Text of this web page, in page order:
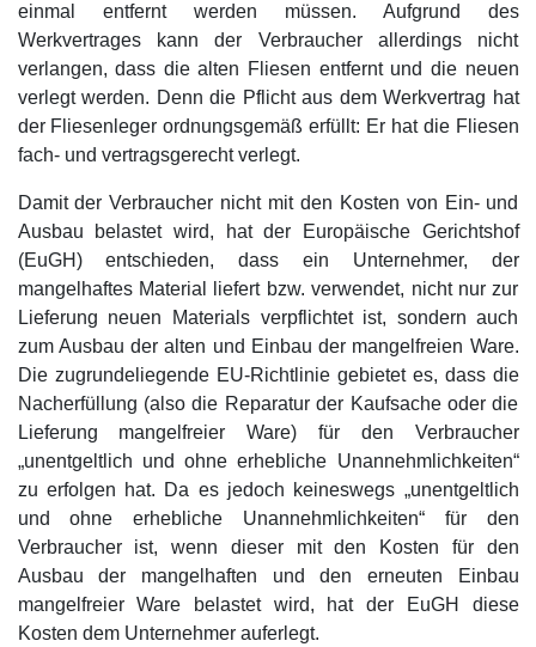
einmal entfernt werden müssen. Aufgrund des
Werkvertrages kann der Verbraucher allerdings nicht
verlangen, dass die alten Fliesen entfernt und die neuen
verlegt werden. Denn die Pflicht aus dem Werkvertrag hat
der Fliesenleger ordnungsgemäß erfüllt: Er hat die Fliesen
fach- und vertragsgerecht verlegt.
Damit der Verbraucher nicht mit den Kosten von Ein- und
Ausbau belastet wird, hat der Europäische Gerichtshof
(EuGH) entschieden, dass ein Unternehmer, der
mangelhaftes Material liefert bzw. verwendet, nicht nur zur
Lieferung neuen Materials verpflichtet ist, sondern auch
zum Ausbau der alten und Einbau der mangelfreien Ware.
Die zugrundeliegende EU-Richtlinie gebietet es, dass die
Nacherfüllung (also die Reparatur der Kaufsache oder die
Lieferung mangelfreier Ware) für den Verbraucher
„unentgeltlich und ohne erhebliche Unannehmlichkeiten“
zu erfolgen hat. Da es jedoch keineswegs „unentgeltlich
und ohne erhebliche Unannehmlichkeiten“ für den
Verbraucher ist, wenn dieser mit den Kosten für den
Ausbau der mangelhaften und den erneuten Einbau
mangelfreier Ware belastet wird, hat der EuGH diese
Kosten dem Unternehmer auferlegt.